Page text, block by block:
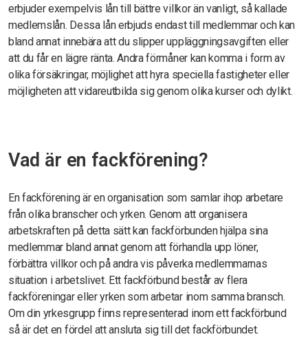
erbjuder exempelvis lån till bättre villkor än vanligt, så kallade
medlemslån. Dessa lån erbjuds endast till medlemmar och kan
bland annat innebära att du slipper uppläggningsavgiften eller
att du får en lägre ränta. Andra förmåner kan komma i form av
olika försäkringar, möjlighet att hyra speciella fastigheter eller
möjligheten att vidareutbilda sig genom olika kurser och dylikt.
Vad är en fackförening?
En fackförening är en organisation som samlar ihop arbetare
från olika branscher och yrken. Genom att organisera
arbetskraften på detta sätt kan fackförbunden hjälpa sina
medlemmar bland annat genom att förhandla upp löner,
förbättra villkor och på andra vis påverka medlemmarnas
situation i arbetslivet. Ett fackförbund består av flera
fackföreningar eller yrken som arbetar inom samma bransch.
Om din yrkesgrupp finns representerad inom ett fackförbund
så är det en fördel att ansluta sig till det fackförbundet.